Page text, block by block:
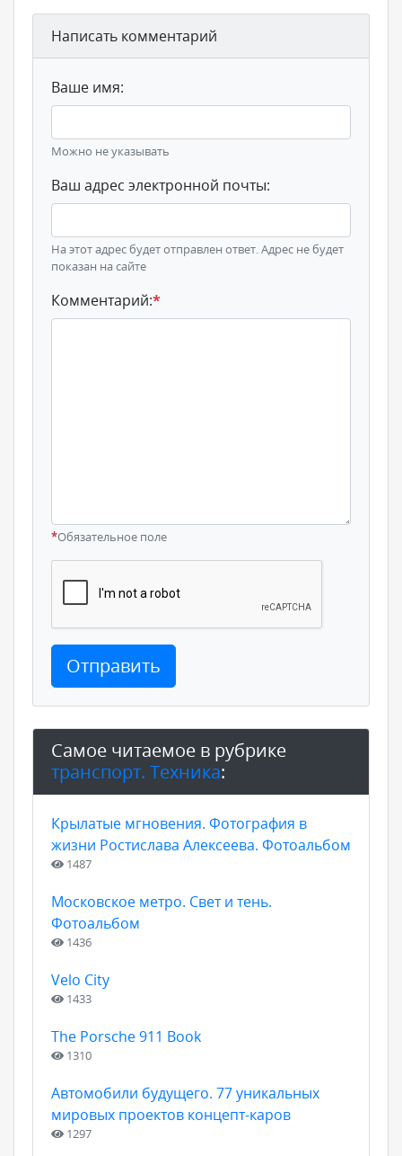
Написать комментарий
Ваше имя:
Можно не указывать
Ваш адрес электронной почты:
На этот адрес будет отправлен ответ. Адрес не будет
показан на сайте
Комментарий:*
*Обязательное поле
Отправить
Самое читаемое в рубрике
транспорт. Техника:
Крылатые мгновения. Фотография в
жизни Ростислава Алексеева. Фотоальбом
1487
Московское метро. Свет и тень.
Фотоальбом
1436
Velo City
1433
The Porsche 911 Book
1310
Автомобили будущего. 77 уникальных
мировых проектов концепт-каров
1297